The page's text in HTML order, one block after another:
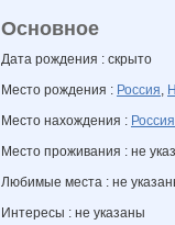
Основное
Дата рождения : скрыто
Место рождения : Россия,
Место нахождения : Россия
Место проживания : не
Любимые места : не
Интересы : не указаны